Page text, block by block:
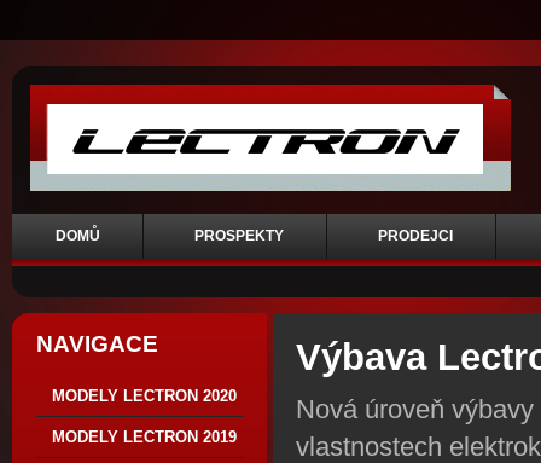
DOMŮ PROSPEKTY PRODEJCI
NAVIGACE
MODELY LECTRON 2020
MODELY LECTRON 2019
Výbava
Nová úroveň
vlastnostech